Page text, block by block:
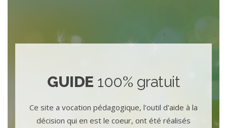
GUIDE 100% gratuit
Ce site a vocation pédagogique, l'outil d'aide à la
décision qui en est le coeur, ont été réalisés